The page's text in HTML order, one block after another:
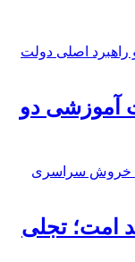
آموزشی دو
امت؛ تجلی